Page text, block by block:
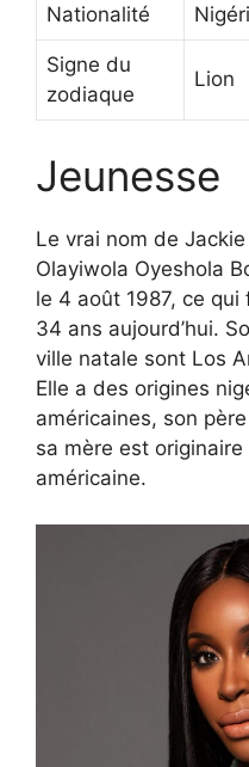
Nationalité
Signe du
zodiaque
Lion
Jeunesse
Le vrai nom de
Olayiwola Oyeshola
le 4 août 1987, ce qui
34 ans aujourd’hui.
ville natale sont Los
Elle a des origines
américaines, son
sa mère est originaire
américaine.